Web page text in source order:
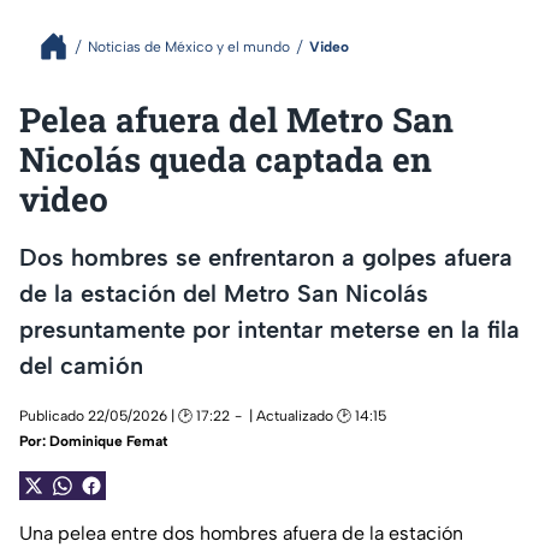
Noticias de México y el mundo Video
Pelea afuera del Metro San
Nicolás queda captada en
video
Dos hombres se enfrentaron a golpes afuera
de la estación del Metro San Nicolás
presuntamente por intentar meterse en la fila
del camión
Publicado 22/05/2026 | 🕑 17:22
| Actualizado 🕑 14:15
Por: Dominique Femat
Una pelea entre dos hombres afuera de la estación